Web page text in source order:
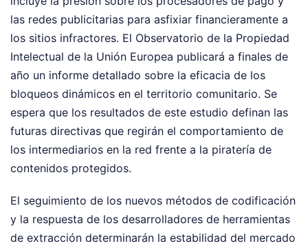
las redes publicitarias para asfixiar financieramente a
los sitios infractores. El Observatorio de la Propiedad
Intelectual de la Unión Europea publicará a finales de
año un informe detallado sobre la eficacia de los
bloqueos dinámicos en el territorio comunitario. Se
espera que los resultados de este estudio definan las
futuras directivas que regirán el comportamiento de
los intermediarios en la red frente a la piratería de
contenidos protegidos.
El seguimiento de los nuevos métodos de codificación
y la respuesta de los desarrolladores de herramientas
de extracción determinarán la estabilidad del mercado